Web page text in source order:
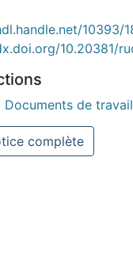
10393/
10.20381/
Documents de
complète